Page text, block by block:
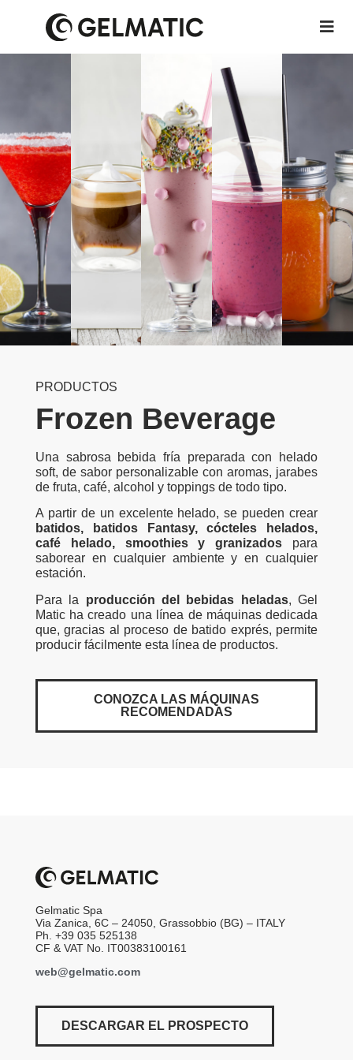
PRODUCTOS
Frozen Beverage
Una sabrosa bebida fría preparada con helado
soft, de sabor personalizable con aromas, jarabes
de fruta, café, alcohol y toppings de todo tipo.
A partir de un excelente helado, se pueden crear
batidos, batidos Fantasy, cócteles helados,
café helado, smoothies y granizados para
saborear en cualquier ambiente y en cualquier
estación.
Para la producción del bebidas heladas, Gel
Matic ha creado una línea de máquinas dedicada
que, gracias al proceso de batido exprés, permite
producir fácilmente esta línea de productos.
CONOZCA LAS MÁQUINAS
RECOMENDADAS
Gelmatic Spa
Via Zanica, 6C – 24050, Grassobbio (BG) – ITALY
Ph. +39 035 525138
CF & VAT No. IT00383100161
web@gelmatic.com
DESCARGAR EL PROSPECTO